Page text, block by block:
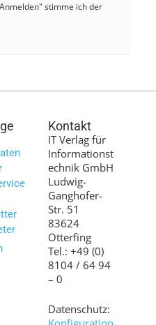
stimme ich der
Kontakt
IT Verlag für
Informationst
echnik GmbH
Ludwig-
Ganghofer-
Str. 51
83624
Otterfing
Tel.: +49 (0)
8104 / 64 94
– 0
Datenschutz: